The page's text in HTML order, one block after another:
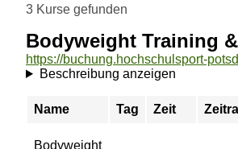
3 Kurse gefunden
Bodyweight Training
Beschreibung anzeigen
Name Tag Zeit
Bodyweight